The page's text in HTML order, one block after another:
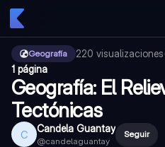
Geografía 220 visualizaciones·
1 página
Geografía: El
Tectónicas
C Candela Guantay
@candelaguantay
Seguir